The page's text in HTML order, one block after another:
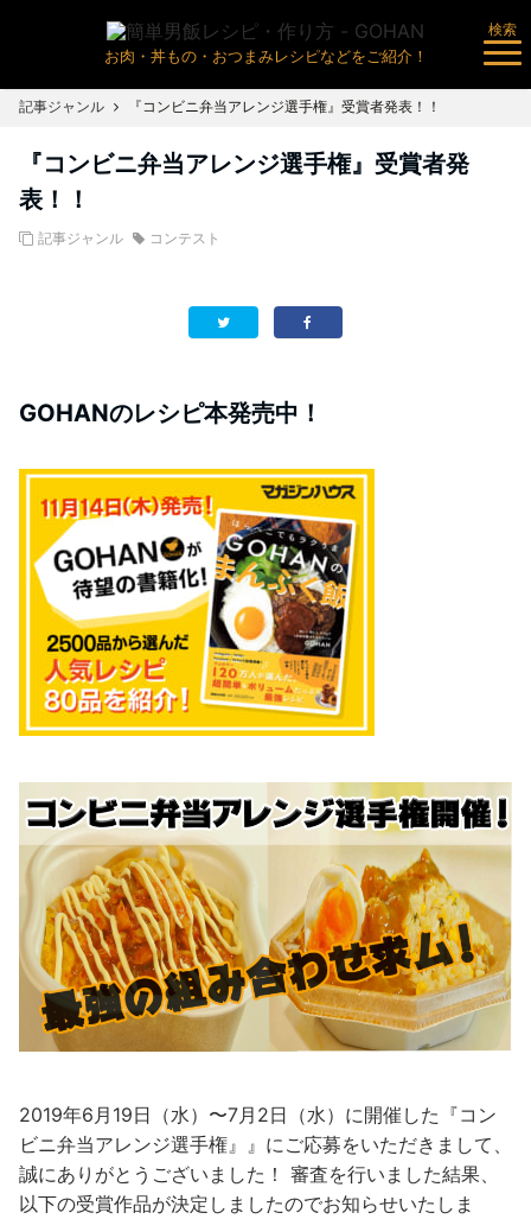
お肉・丼もの・おつまみレシピなどをご紹介！
検索
記事ジャンル 『コンビニ弁当アレンジ選手権』受賞者発表！！
『コンビニ弁当アレンジ選手権』受賞者発
表！！
記事ジャンル コンテスト
GOHANのレシピ本発売中！
2019年6月19日（水）〜7月2日（水）に開催した『コン
ビニ弁当アレンジ選手権』』にご応募をいただきまして、
誠にありがとうございました！ 審査を行いました結果、
以下の受賞作品が決定しましたのでお知らせいたしま